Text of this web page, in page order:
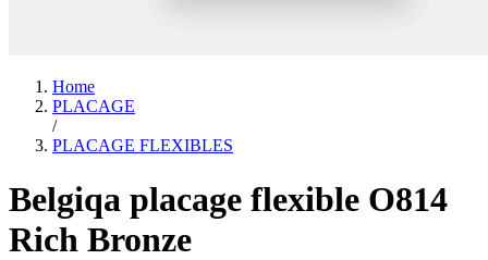
Home
PLACAGE
/
PLACAGE FLEXIBLES
Belgiqa placage flexible O814
Rich Bronze